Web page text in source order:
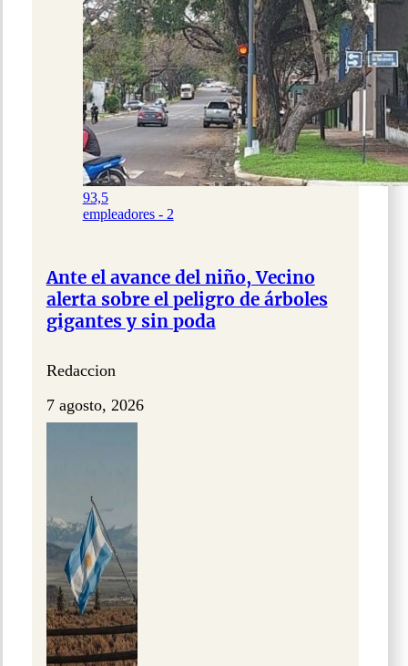
93,5
empleadores - 2
Ante el avance del niño, Vecino
alerta sobre el peligro de árboles
gigantes y sin poda
Redaccion
7 agosto, 2026